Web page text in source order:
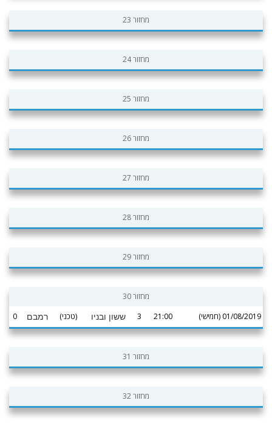
מחזור 23
מחזור 24
מחזור 25
מחזור 26
מחזור 27
מחזור 28
מחזור 29
מחזור 30
01/08/2019 (חמישי)
21:00
3 ששון ובניו (טכני) רמבם 0
מחזור 31
מחזור 32